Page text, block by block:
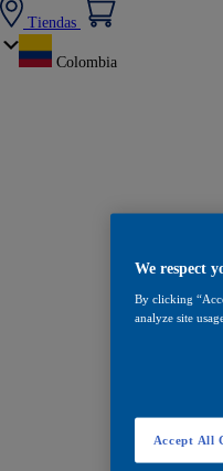
Tiendas
Colombia
We respect
By clicking
analyze site
Accept All